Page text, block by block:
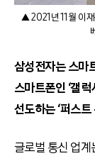
▲ 2021년 11월 이
삼성전자는 스마
스마트폰인 ‘갤럭
선도하는‘퍼스트
글로벌 통신 업계